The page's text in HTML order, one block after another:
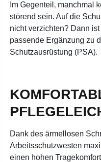
Im Gegenteil, manchmal
störend sein. Auf die
nicht verzichten? Dann
passende Ergänzung zu
Schutzausrüstung (PSA).
Dank des ärmellosen
Arbeitsschutzwesten
einen hohen